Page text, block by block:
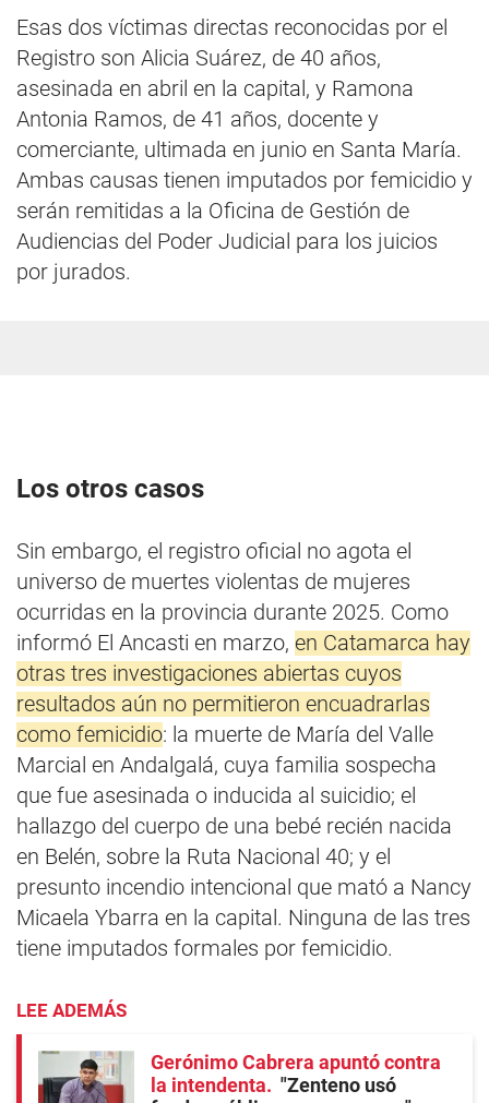
Esas dos víctimas directas reconocidas por el
Registro son Alicia Suárez, de 40 años,
asesinada en abril en la capital, y Ramona
Antonia Ramos, de 41 años, docente y
comerciante, ultimada en junio en Santa María.
Ambas causas tienen imputados por femicidio y
serán remitidas a la Oficina de Gestión de
Audiencias del Poder Judicial para los juicios
por jurados.
Los otros casos
Sin embargo, el registro oficial no agota el
universo de muertes violentas de mujeres
ocurridas en la provincia durante 2025. Como
informó El Ancasti en marzo, en Catamarca hay
otras tres investigaciones abiertas cuyos
resultados aún no permitieron encuadrarlas
como femicidio: la muerte de María del Valle
Marcial en Andalgalá, cuya familia sospecha
que fue asesinada o inducida al suicidio; el
hallazgo del cuerpo de una bebé recién nacida
en Belén, sobre la Ruta Nacional 40; y el
presunto incendio intencional que mató a Nancy
Micaela Ybarra en la capital. Ninguna de las tres
tiene imputados formales por femicidio.
LEE ADEMÁS
Gerónimo Cabrera apuntó contra
la intendenta
"Zenteno usó